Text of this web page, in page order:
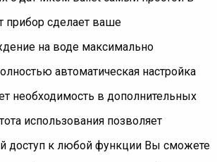
прибор сделает ваше
на воде максимально
автоматическая настройка
необходимость в дополнительных
использования позволяет
доступ к любой функции Вы сможете